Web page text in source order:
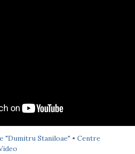
"Dumitru Staniloae" • Centre